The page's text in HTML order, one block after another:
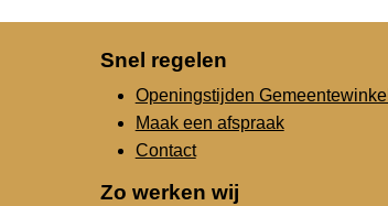
Snel regelen
Openingstijden Gemeentewinkel
Maak een afspraak
Contact
Zo werken wij